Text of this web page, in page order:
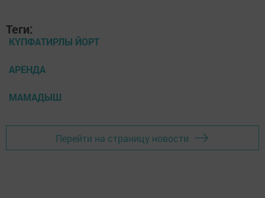
Теги:
КҮПФАТИРЛЫ ЙОРТ
АРЕНДА
МАМАДЫШ
Перейти на страницу новости